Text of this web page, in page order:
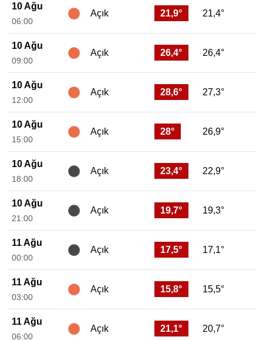
10 Ağu
06:00
Açık 21,9° 21,4°
10 Ağu
09:00
Açık 26,4° 26,4°
10 Ağu
12:00
Açık 28,6° 27,3°
10 Ağu
15:00
Açık 28° 26,9°
10 Ağu
18:00
Açık 23,4° 22,9°
10 Ağu
21:00
Açık 19,7° 19,3°
11 Ağu
00:00
Açık 17,5° 17,1°
11 Ağu
03:00
Açık 15,8° 15,5°
11 Ağu
06:00
Açık 21,1° 20,7°